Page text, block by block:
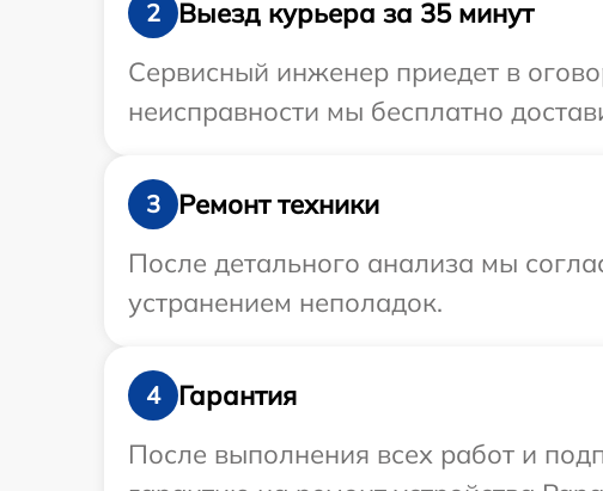
2
Выезд курьера за 35 минут
Сервисный инженер приедет в
неисправности мы бесплатно
3
Ремонт техники
После детального анализа мы
устранением неполадок.
4
Гарантия
После выполнения всех работ и